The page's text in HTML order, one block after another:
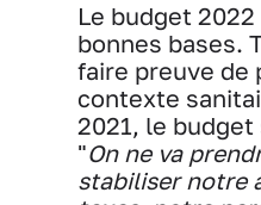
Le budget
bonnes bases.
faire preuve de
contexte
2021, le
"On ne va
stabiliser notre